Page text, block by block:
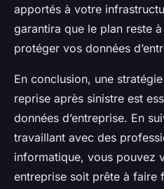
apportés à votre
garantira que le plan reste
protéger vos données
En conclusion, une
reprise après sinistre est
données d’entreprise. En
travaillant avec des
informatique, vous pouvez
entreprise soit prête à faire